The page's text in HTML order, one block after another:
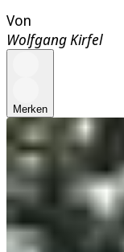
Von
Wolfgang Kirfel
Merken